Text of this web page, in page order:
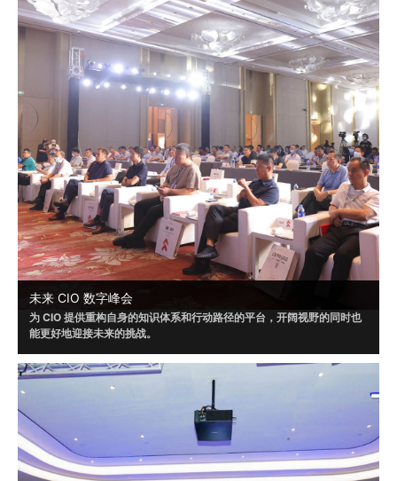
未来 CIO 数字峰会
为 CIO 提供重构自身的知识体系和行动路径的平台，开阔视野的同时也
能更好地迎接未来的挑战。